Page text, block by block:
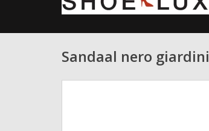
Sandaal nero giardini